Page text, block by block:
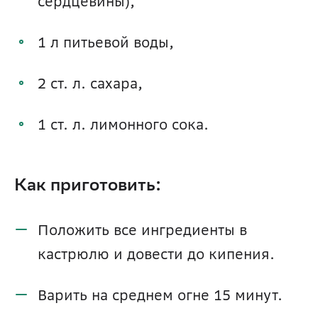
1 л питьевой воды,
2 ст. л. сахара,
1 ст. л. лимонного сока.
Как приготовить:
Положить все ингредиенты в
кастрюлю и довести до кипения.
Варить на среднем огне 15 минут.